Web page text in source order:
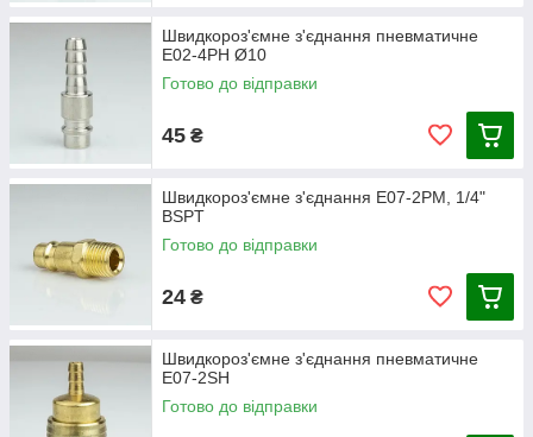
Швидкороз'ємне з'єднання пневматичне
E02-4PH Ø10
Готово до відправки
45 ₴
Швидкороз'ємне з'єднання E07-2PM, 1/4"
BSPT
Готово до відправки
24 ₴
Швидкороз'ємне з'єднання пневматичне
E07-2SH
Готово до відправки